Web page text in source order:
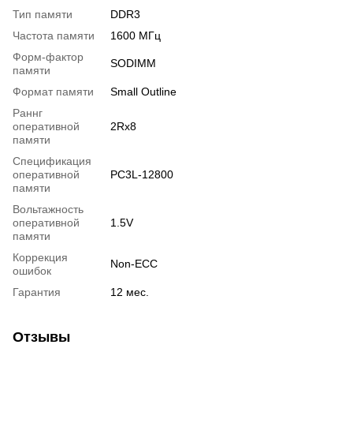
Тип памяти
DDR3
Частота памяти
1600 МГц
Форм-фактор
памяти
SODIMM
Формат памяти
Small Outline
Раннг
оперативной
памяти
2Rx8
Спецификация
оперативной
памяти
PC3L-12800
Вольтажность
оперативной
памяти
1.5V
Коррекция
ошибок
Non-ECC
Гарантия 12 мес.
Отзывы